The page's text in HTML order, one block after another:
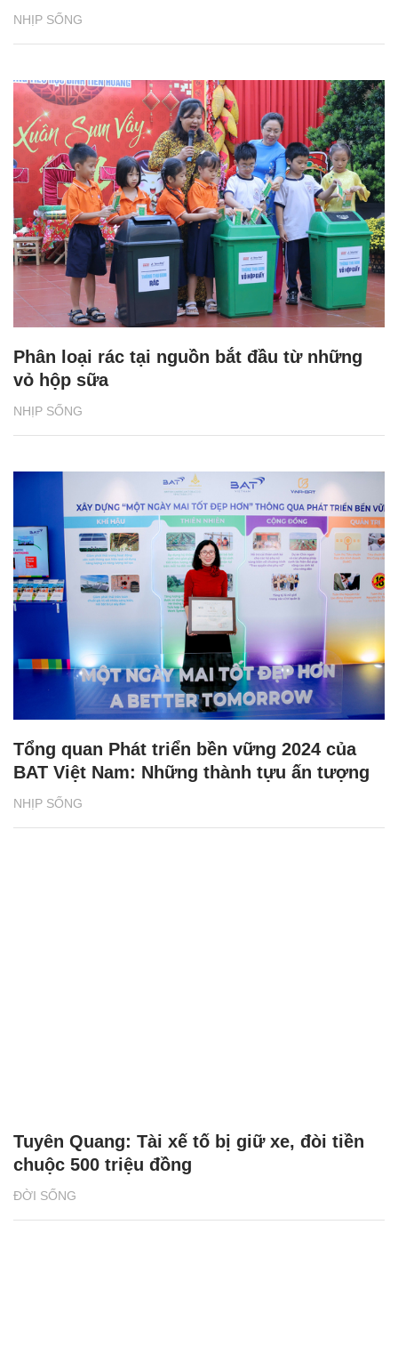
NHỊP SỐNG
NHỊP SỐNG
Phân loại rác tại nguồn bắt đầu từ những
vỏ hộp sữa
NHỊP SỐNG
Tổng quan Phát triển bền vững 2024 của
BAT Việt Nam: Những thành tựu ấn tượng
ĐỜI SỐNG
Tuyên Quang: Tài xế tố bị giữ xe, đòi tiền
chuộc 500 triệu đồng